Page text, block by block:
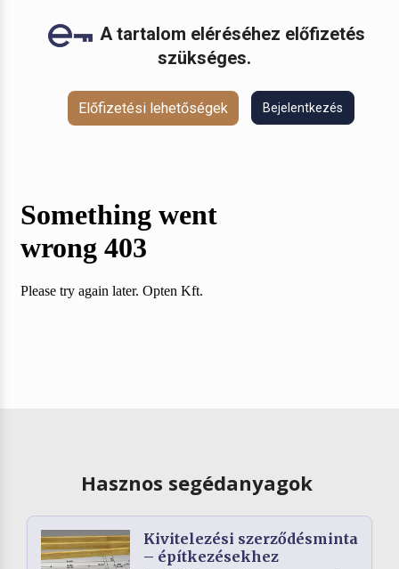
A tartalom eléréséhez előfizetés
szükséges.
Előfizetési lehetőségek Bejelentkezés
Hasznos segédanyagok
Kivitelezési szerződésminta
– építkezésekhez